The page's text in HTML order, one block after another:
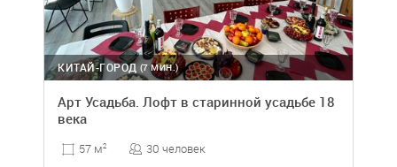
(7 МИН.)
КИТАЙ-ГОРОД
Арт Усадьба. Лофт в старинной усадьбе 18
века
57 м2 30 человек